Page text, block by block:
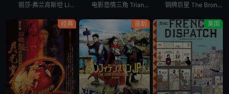
丽莎·弗兰肯斯坦 Lisa Frankenstein是2024年美国喜剧,爱情,恐怖,奇幻电影。《丽莎·弗兰肯斯坦》设定在1989年，讲述一个不受欢迎的高中生在一个电闪雷鸣之夜意外复活了一具英俊的 电影悲情三角 Triangle of Sadness讲述的是：Carl和Yaya是一对很有影响力的模特夫妇。时装周结束后，他们受邀来到一艘游艇进行豪华的跨洋之旅，船员们都非常尽职地为度假者们服务。 铜牌巨星 The Bronze讲述的是：霍普（梅丽莎·劳奇 Melissa Rauch 饰）从小就立志成为一名体操运动员，在一场世界级的比赛中，霍普虽然脚踝受伤却依然忍痛完成了比赛动作并获得了铜牌
经典 喜剧 美国